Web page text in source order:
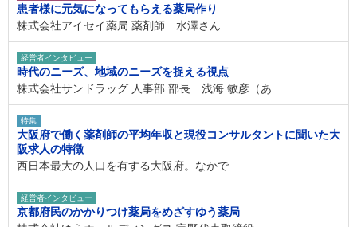
患者様に元気になってもらえる薬局作り
株式会社アイセイ薬局 薬剤師 水澤さん
経営者インタビュー
時代のニーズ、地域のニーズを捉える視点
株式会社サンドラッグ 人事部 部長 浅海 敏彦（あ...
特集
大阪府で働く薬剤師の平均年収と現役コンサルタントに聞いた大
阪求人の特徴
西日本最大の人口を有する大阪府。なかで
経営者インタビュー
京都府民のかかりつけ薬局をめざすゆう薬局